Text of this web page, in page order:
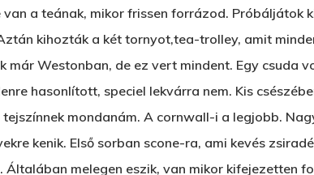
a teának, mikor frissen forrázod. Próbáljátok
kihozták a két tornyot,tea-trolley, amit
Westonban, de ez vert mindent. Egy csuda
hasonlított, speciel lekvárra nem. Kis
mondanám. A cornwall-i a legjobb.
kenik. Első sorban scone-ra, ami kevés
melegen eszik, van mikor kifejezetten